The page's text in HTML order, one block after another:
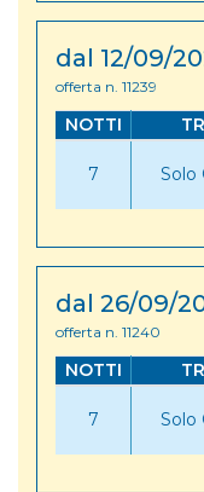
dal 12/09/
offerta n. 11239
NOTTI
7 Solo
dal 26/09/
offerta n. 11240
NOTTI
7 Solo